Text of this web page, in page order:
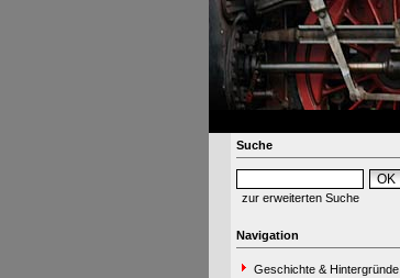
Suche
zur erweiterten Suche
Navigation
Geschichte & Hintergründe